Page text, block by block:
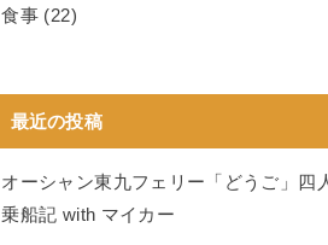
食事 (22)
最近の投稿
オーシャン東九フェリー「どうご」四
乗船記 with マイカー